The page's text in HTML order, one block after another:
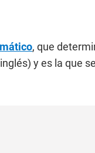
, que
y es la que